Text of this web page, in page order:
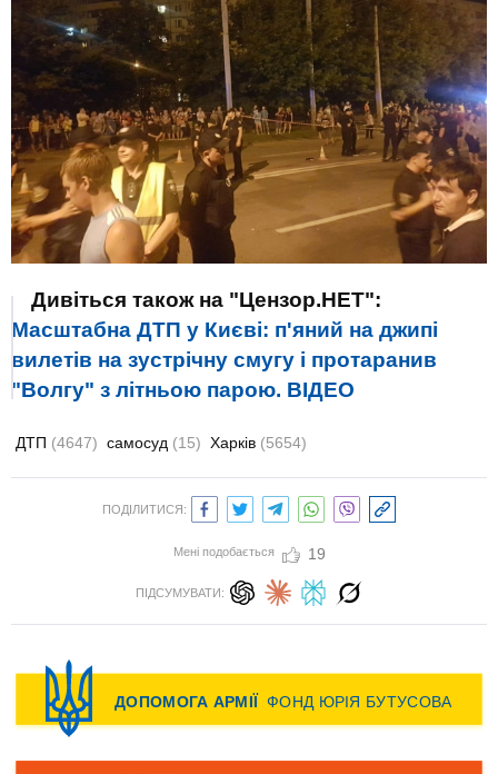
Дивіться також на "Цензор.НЕТ":
Масштабна ДТП у Києві: п'яний на джипі
вилетів на зустрічну смугу і протаранив
"Волгу" з літньою парою. ВIДЕО
ДТП (4647) самосуд (15) Харків (5654)
ПОДІЛИТИСЯ:
Мені подобається 19
ПІДСУМУВАТИ: